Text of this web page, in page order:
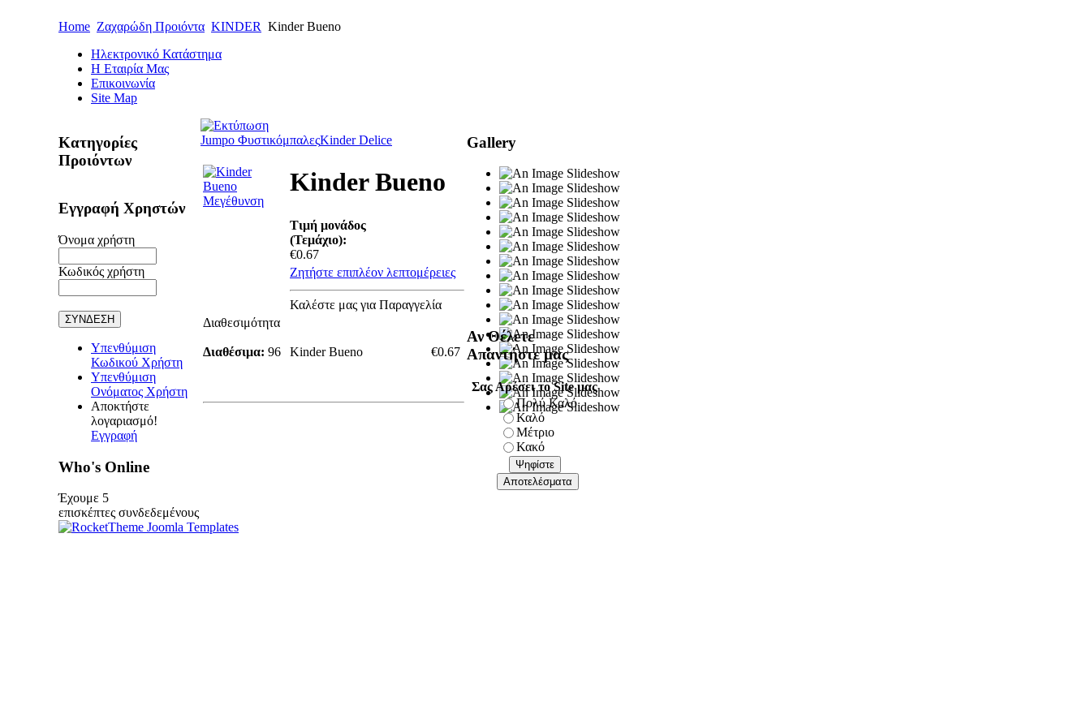
Home Ζαχαρώδη Προιόντα KINDER Kinder Bueno
Ηλεκτρονικό Κατάστημα
Η Εταιρία Μας
Επικοινωνία
Site Map
Κατηγορίες
Προιόντων
Εγγραφή Χρηστών
Όνομα χρήστη
Κωδικός χρήστη
Υπενθύμιση
Κωδικού Χρήστη
Υπενθύμιση
Ονόματος Χρήστη
Αποκτήστε
λογαριασμό!
Εγγραφή
Who's Online
Έχουμε 5
επισκέπτες συνδεδεμένους
Jumpo ΦυστικόμπαλεςKinder Delice
Μεγέθυνση
Kinder Bueno
Τιμή μονάδος
(Τεμάχιο):
€0.67
Ζητήστε επιπλέον λεπτομέρειες
Καλέστε μας για Παραγγελία
Διαθεσιμότητα
Διαθέσιμα: 96 Kinder Bueno €0.67
Gallery
Αν Θέλετε
Απαντήστε μας
Σας Αρέσει το Site μας
Πολύ Καλό
Καλό
Μέτριο
Κακό